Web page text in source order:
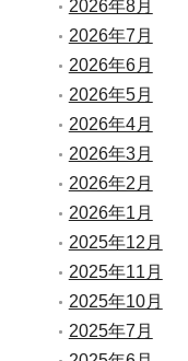
2026年8月
2026年7月
2026年6月
2026年5月
2026年4月
2026年3月
2026年2月
2026年1月
2025年12月
2025年11月
2025年10月
2025年7月